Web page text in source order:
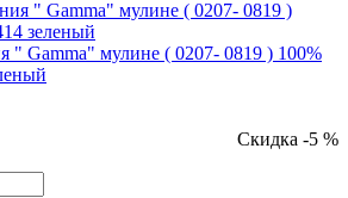
" Gamma" мулине ( 0207- 0819 ) 100%
Скидка -5 %